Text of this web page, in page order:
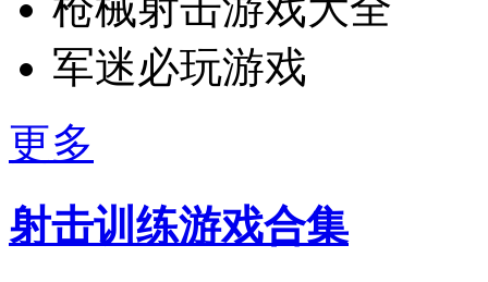
军迷必玩游戏
更多
射击训练游戏合集